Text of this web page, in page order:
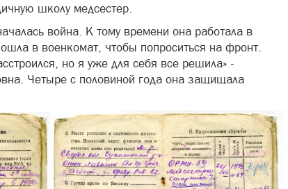
школу медсестер.
война. К тому времени она работала в
в военкомат, чтобы попроситься на фронт.
но я уже для себя все решила» -
Четыре с половиной года она защищала